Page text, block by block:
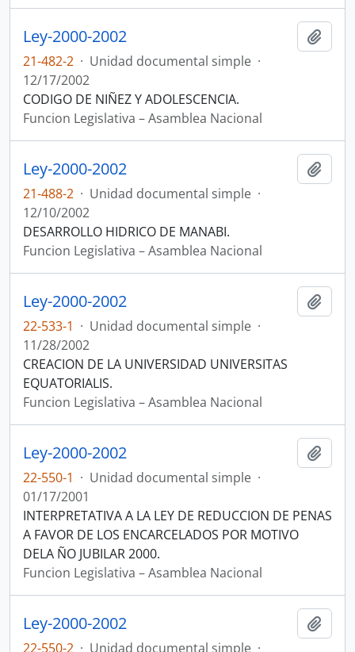
Ley-2000-2002
21-482-2 · Unidad documental simple ·
12/17/2002
CODIGO DE NIÑEZ Y ADOLESCENCIA.
Funcion Legislativa – Asamblea Nacional
Ley-2000-2002
21-488-2 · Unidad documental simple ·
12/10/2002
DESARROLLO HIDRICO DE MANABI.
Funcion Legislativa – Asamblea Nacional
Ley-2000-2002
22-533-1 · Unidad documental simple ·
11/28/2002
CREACION DE LA UNIVERSIDAD UNIVERSITAS
EQUATORIALIS.
Funcion Legislativa – Asamblea Nacional
Ley-2000-2002
22-550-1 · Unidad documental simple ·
01/17/2001
INTERPRETATIVA A LA LEY DE REDUCCION DE PENAS
A FAVOR DE LOS ENCARCELADOS POR MOTIVO
DELA ÑO JUBILAR 2000.
Funcion Legislativa – Asamblea Nacional
Ley-2000-2002
22-550-2 · Unidad documental simple ·